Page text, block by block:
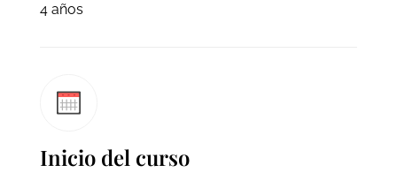
4 años
Inicio del curso